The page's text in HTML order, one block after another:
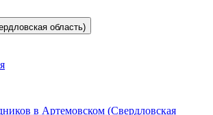
область)
в Артемовском (Свердловская